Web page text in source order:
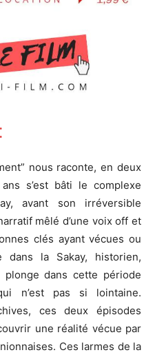
nous raconte, en deux
s’est bâti le complexe
avant son irréversible
mêlé d’une voix off et
clés ayant vécues ou
dans la Sakay, historien,
plonge dans cette période
n’est pas si lointaine.
ces deux épisodes
une réalité vécue par
Ces larmes de la